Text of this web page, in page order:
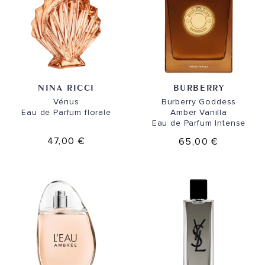
NINA RICCI
Vénus
Eau de Parfum florale
47,00 €
BURBERRY
Burberry Goddess
Amber Vanilla
Eau de Parfum Intense
65,00 €